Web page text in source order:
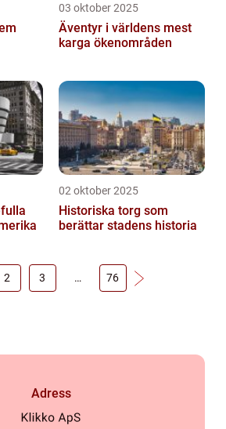
03 oktober 2025
Äventyr i världens mest
karga ökenområden
02 oktober 2025
Historiska torg som
berättar stadens historia
2 3 … 76
Adress